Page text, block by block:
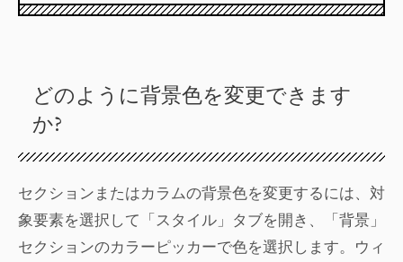
どのように背景色を変更できます
か?
セクションまたはカラムの背景色を変更するには、対
象要素を選択して「スタイル」タブを開き、「背景」
セクションのカラーピッカーで色を選択します。ウィ